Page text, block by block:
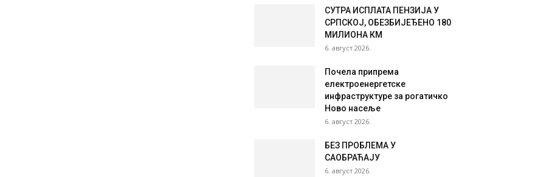
СУТРА ИСПЛАТА ПЕНЗИЈА У
СРПСКОЈ, ОБЕЗБИЈЕЂЕНО 180
МИЛИОНА КМ
6. август 2026.
Почела припрема
електроенергетске
инфраструктуре за рогатичко
Ново насеље
6. август 2026.
БЕЗ ПРОБЛЕМА У
САОБРАЋАЈУ
6. август 2026.